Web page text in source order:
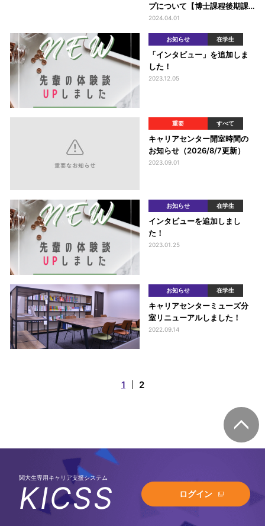
プについて【博士課程後期課
程学生 及び 博士課程後期課程
2024.04.01
お知らせ 在学生
「インタビュー」を追加しま
した！
2023.12.05
重要 すべて
キャリアセンター開室時間の
お知らせ（2026/8/7更新）
2023.09.01
お知らせ 在学生
インタビューを追加しまし
た！
2023.01.25
お知らせ 在学生
キャリアセンターミューズ分
室リニューアルしました！
2022.09.14
1 2
関大生専用キャリア支援システム
KICSS ログイン